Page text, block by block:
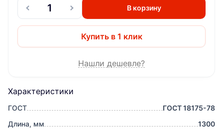
Характеристики
ГОСТ
ГОСТ 18175-78
Длина, мм
1300
В корзину
Купить в 1 клик
Нашли дешевле?